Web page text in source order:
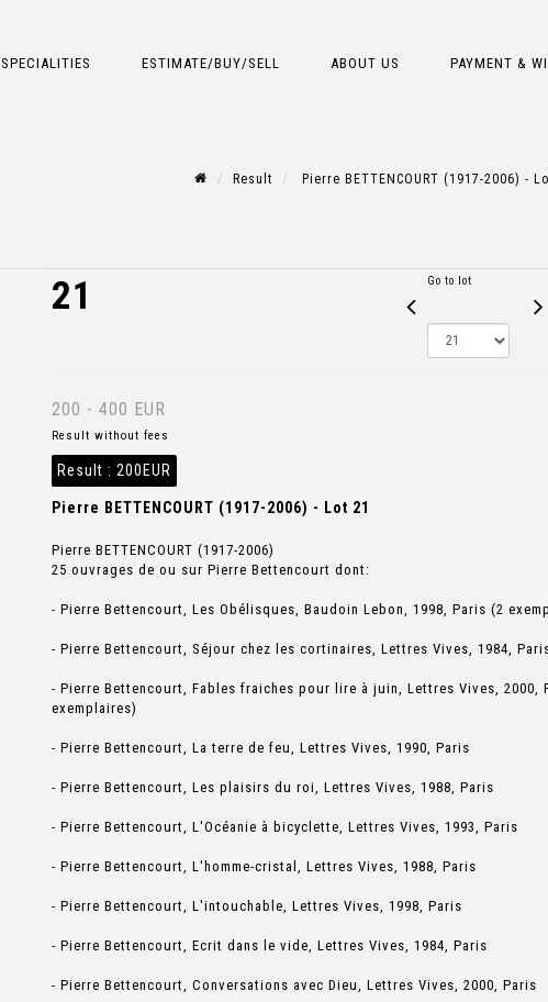
SPECIALITIES ESTIMATE/BUY/SELL ABOUT US PAYMENT &
Result Pierre BETTENCOURT (1917-2006) -
21 Go to lot
200 - 400 EUR
Result without fees
Result : 200EUR
Pierre BETTENCOURT (1917-2006) - Lot 21
Pierre BETTENCOURT (1917-2006)
25 ouvrages de ou sur Pierre Bettencourt dont:
- Pierre Bettencourt, Les Obélisques, Baudoin Lebon, 1998, Paris (2
- Pierre Bettencourt, Séjour chez les cortinaires, Lettres Vives, 1984,
- Pierre Bettencourt, Fables fraiches pour lire à juin, Lettres Vives, 2000,
exemplaires)
- Pierre Bettencourt, La terre de feu, Lettres Vives, 1990, Paris
- Pierre Bettencourt, Les plaisirs du roi, Lettres Vives, 1988, Paris
- Pierre Bettencourt, L'Océanie à bicyclette, Lettres Vives, 1993, Paris
- Pierre Bettencourt, L'homme-cristal, Lettres Vives, 1988, Paris
- Pierre Bettencourt, L'intouchable, Lettres Vives, 1998, Paris
- Pierre Bettencourt, Ecrit dans le vide, Lettres Vives, 1984, Paris
- Pierre Bettencourt, Conversations avec Dieu, Lettres Vives, 2000, Paris